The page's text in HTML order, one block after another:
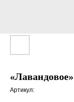
Артикул: